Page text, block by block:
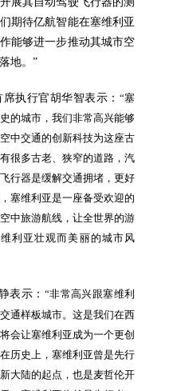
期待亿航智能在塞维利亚
能够进一步推动其城市空
地。”
执行官胡华智表示： “塞
的城市，我们非常高兴能够
中交通的创新科技为这座古
很多古老、狭窄的道路 ，汽
行器是缓解交通拥堵，更好
塞维利亚是一座备受欢迎的
中旅游航线，让全世界的游
利亚壮观而美丽的城市风
表示： “非常高兴跟塞维利
通样板城市。这是我们在西
会让塞维利亚成为一个更创
历史上，塞维利亚曾是先行
大陆的起点，也是麦哲伦开